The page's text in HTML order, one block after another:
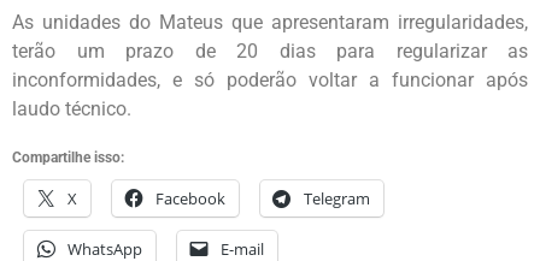
As unidades do Mateus que apresentaram irregularidades,
terão um prazo de 20 dias para regularizar as
inconformidades, e só poderão voltar a funcionar após
laudo técnico.
Compartilhe isso:
X Facebook Telegram
WhatsApp E-mail